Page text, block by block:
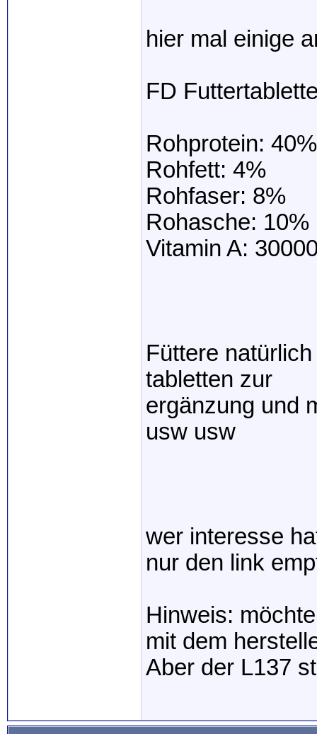
hier mal einige
FD
Rohprotein: 40%
Rohfett: 4%
Rohfaser: 8%
Rohasche: 10%
Vitamin A:
Füttere
tabletten zur
ergänzung und
usw usw
wer interesse
nur den link
Hinweis:
mit dem
Aber der L137